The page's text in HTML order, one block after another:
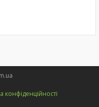
конфіденційності